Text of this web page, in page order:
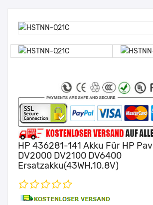
HP 436281-141 Akku Für HP
DV2000 DV2100 DV6400
Ersatzakku(43WH,10.8V)